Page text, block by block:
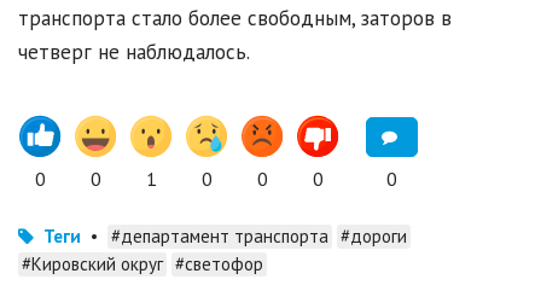
транспорта стало более свободным, заторов в
четверг не наблюдалось.
0 0 1 0 0 0 0
Теги • #департамент транспорта #дороги
#Кировский округ #светофор